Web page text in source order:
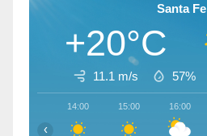
Santa Fe
+20°C
11.1 m/s 57%
14:00 15:00 16:00
‹